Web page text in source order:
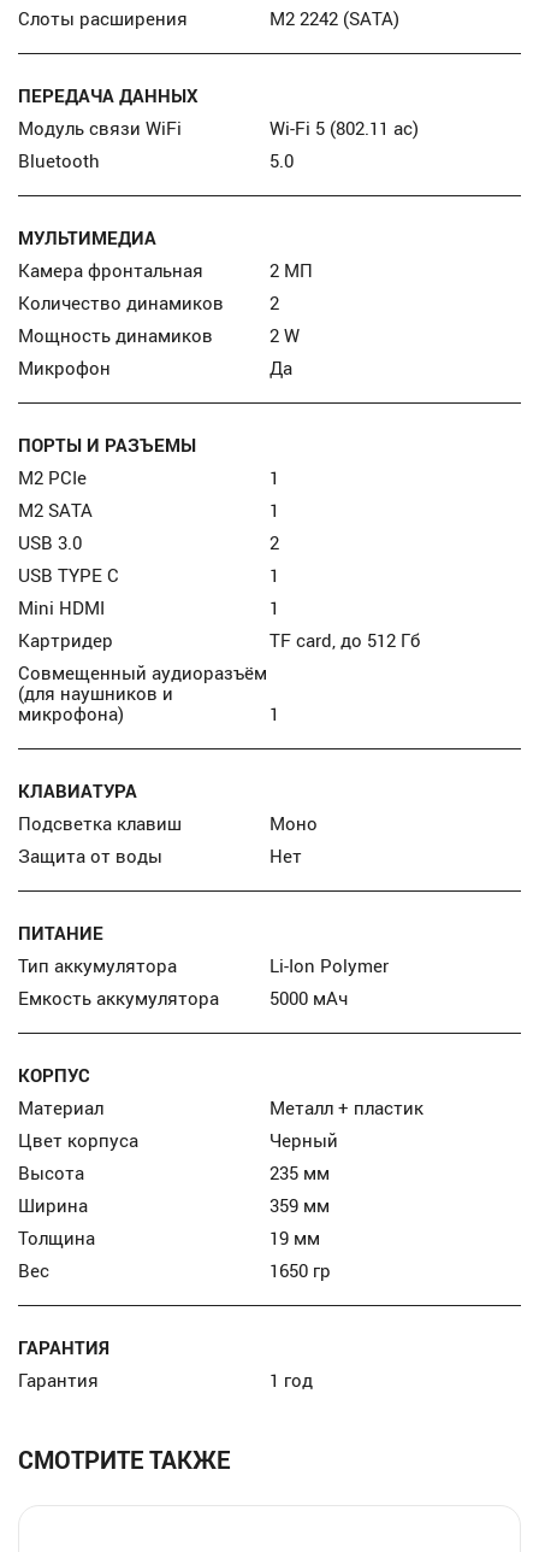
Слоты расширения
M2 2242 (SATA)
ПЕРЕДАЧА ДАННЫХ
Модуль связи WiFi
Wi-Fi 5 (802.11 ac)
Bluetooth
5.0
МУЛЬТИМЕДИА
Камера фронтальная
2 МП
Количество динамиков
2
Мощность динамиков
2 W
Микрофон
Да
ПОРТЫ И РАЗЪЕМЫ
M2 PCIe
1
M2 SATA
1
USB 3.0
2
USB TYPE C
1
Mini HDMI
1
Картридер
TF card, до 512 Гб
Совмещенный аудиоразъём
(для наушников и
микрофона)
1
КЛАВИАТУРА
Подсветка клавиш
Моно
Защита от воды
Нет
ПИТАНИЕ
Тип аккумулятора
Li-Ion Polymer
Емкость аккумулятора
5000 мАч
КОРПУС
Материал
Металл + пластик
Цвет корпуса
Черный
Высота
235 мм
Ширина
359 мм
Толщина
19 мм
Вес
1650 гр
ГАРАНТИЯ
Гарантия
1 год
СМОТРИТЕ ТАКЖЕ